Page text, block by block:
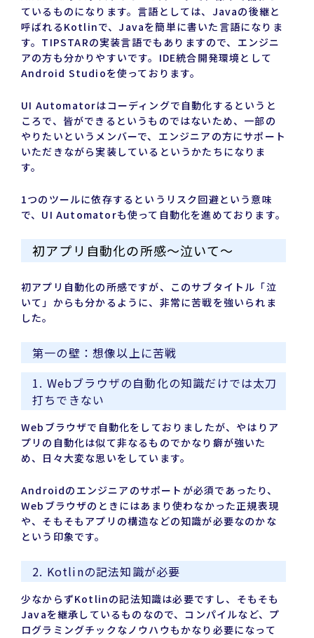
ているものになります。言語としては、Javaの後継と
呼ばれるKotlinで、Javaを簡単に書いた言語になりま
す。TIPSTARの実装言語でもありますので、エンジニ
アの方も分かりやすいです。IDE統合開発環境として
Android Studioを使っております。
UI Automatorはコーディングで自動化するというと
ころで、皆ができるというものではないため、一部の
やりたいというメンバーで、エンジニアの方にサポート
いただきながら実装しているというかたちになりま
す。
1つのツールに依存するというリスク回避という意味
で、UI Automatorも使って自動化を進めております。
初アプリ自動化の所感～泣いて～
初アプリ自動化の所感ですが、このサブタイトル「泣
いて」からも分かるように、非常に苦戦を強いられま
した。
第一の壁：想像以上に苦戦
1. Webブラウザの自動化の知識だけでは太刀
打ちできない
Webブラウザで自動化をしておりましたが、やはりア
プリの自動化は似て非なるものでかなり癖が強いた
め、日々大変な思いをしています。
Androidのエンジニアのサポートが必須であったり、
Webブラウザのときにはあまり使わなかった正規表現
や、そもそもアプリの構造などの知識が必要なのかな
という印象です。
2. Kotlinの記法知識が必要
少なからずKotlinの記法知識は必要ですし、そもそも
Javaを継承しているものなので、コンパイルなど、プ
ログラミングチックなノウハウもかなり必要になって